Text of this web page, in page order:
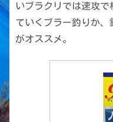
いブラクリでは速攻
ていくブラー釣りか、
がオススメ。